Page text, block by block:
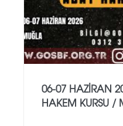
06-07 HAZİRAN
HAKEM KURSU /